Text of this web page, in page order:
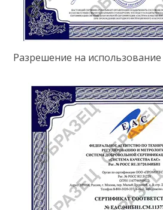
Разрешение на использование